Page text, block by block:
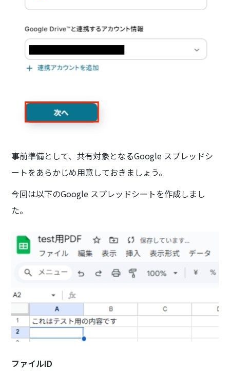
事前準備として、共有対象となるGoogle スプレッドシ
ートをあらかじめ用意しておきましょう。
今回は以下のGoogle スプレッドシートを作成しまし
た。
ファイルID